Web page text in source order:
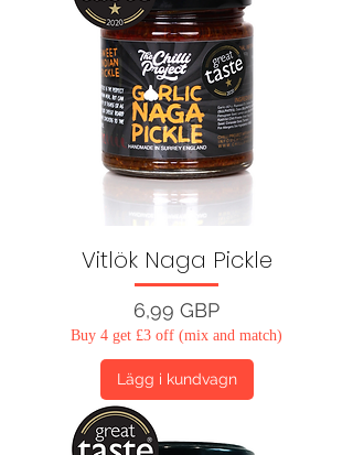
Vitlök Naga Pickle
Pris
6,99 GBP
Buy 4 get £3 off (mix and match)
Lägg i kundvagn